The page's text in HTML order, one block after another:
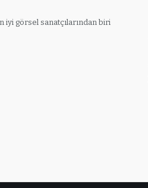
iyi görsel sanatçılarından biri